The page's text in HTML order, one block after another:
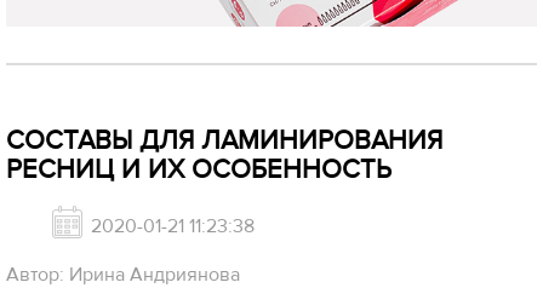
СОСТАВЫ ДЛЯ ЛАМИНИРОВАНИЯ
РЕСНИЦ И ИХ ОСОБЕННОСТЬ
2020-01-21 11:23:38
Автор: Ирина Андриянова